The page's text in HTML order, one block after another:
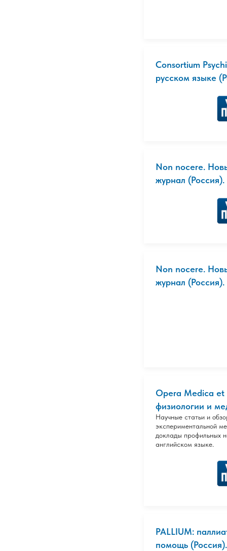
Consortium
русском языке
Non nocere.
журнал
Non nocere.
журнал
Opera Medica et
физиологии и
Научные статьи и
экспериментальной
доклады профильных
английском языке.
PALLIUM:
помощь